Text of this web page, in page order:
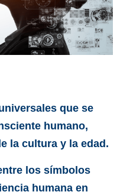
que se
humano,
la cultura y la edad.
los símbolos
humana en